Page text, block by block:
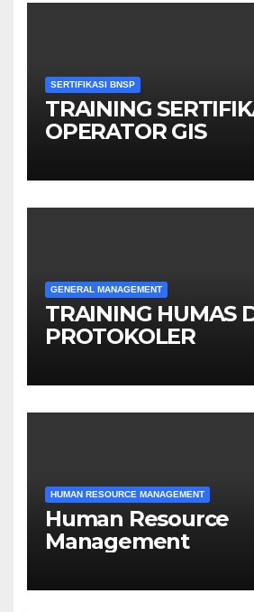
SERTIFIKASI BNSP
TRAINING
OPERATOR GIS
GENERAL MANAGEMENT
TRAINING HUMAS
PROTOKOLER
HUMAN RESOURCE MANAGEMENT
Human Resource
Management